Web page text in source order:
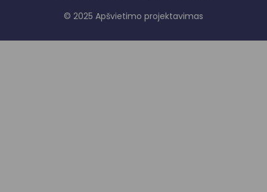
© 2025 Apšvietimo projektavimas